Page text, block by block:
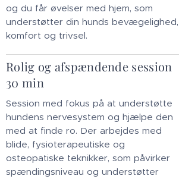
og du får øvelser med hjem, som
understøtter din hunds bevægelighed,
komfort og trivsel.
Rolig og afspændende session
30 min
Session med fokus på at understøtte
hundens nervesystem og hjælpe den
med at finde ro. Der arbejdes med
blide, fysioterapeutiske og
osteopatiske teknikker, som påvirker
spændingsniveau og understøtter